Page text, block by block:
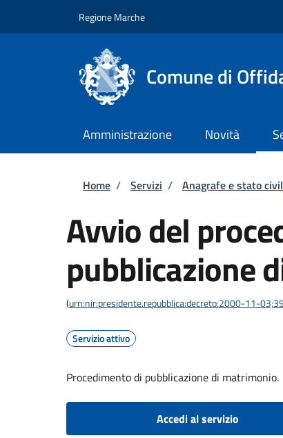
Regione Marche
Comune di
Amministrazione Novità
Briciole di pane
Home / Servizi / Anagrafe e stato
Avvio del
pubblicazione
(urn:nir:presidente.repubblica:decreto:2000-11-
Servizio attivo
Procedimento di pubblicazione di matrimonio.
Accedi al servizio